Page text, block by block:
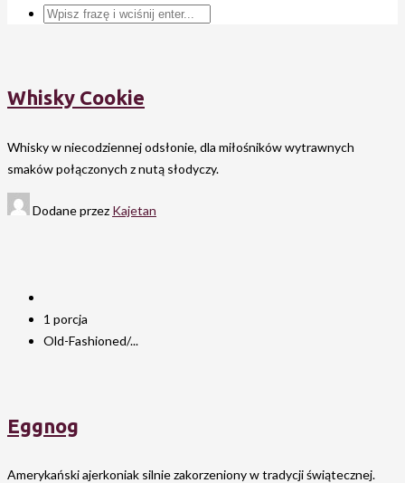
Whisky Cookie
Whisky w niecodziennej odsłonie, dla miłośników wytrawnych
smaków połączonych z nutą słodyczy.
Dodane przez Kajetan
1 porcja
Old-Fashioned/...
Eggnog
Amerykański ajerkoniak silnie zakorzeniony w tradycji świątecznej.